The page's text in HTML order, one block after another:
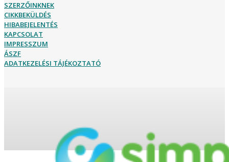
SZERZŐINKNEK
CIKKBEKÜLDÉS
HIBABEJELENTÉS
KAPCSOLAT
IMPRESSZUM
ÁSZF
ADATKEZELÉSI TÁJÉKOZTATÓ